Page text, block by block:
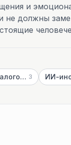
и
не должны
Генератор диалогов ИИ 3